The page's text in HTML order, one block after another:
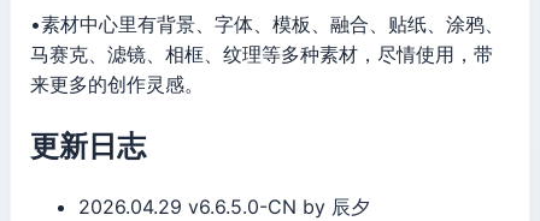
•素材中心里有背景、字体、模板、融合、贴纸、涂鸦、
马赛克、滤镜、相框、纹理等多种素材，尽情使用，带
来更多的创作灵感。
更新日志
2026.04.29 v6.6.5.0-CN by 辰夕